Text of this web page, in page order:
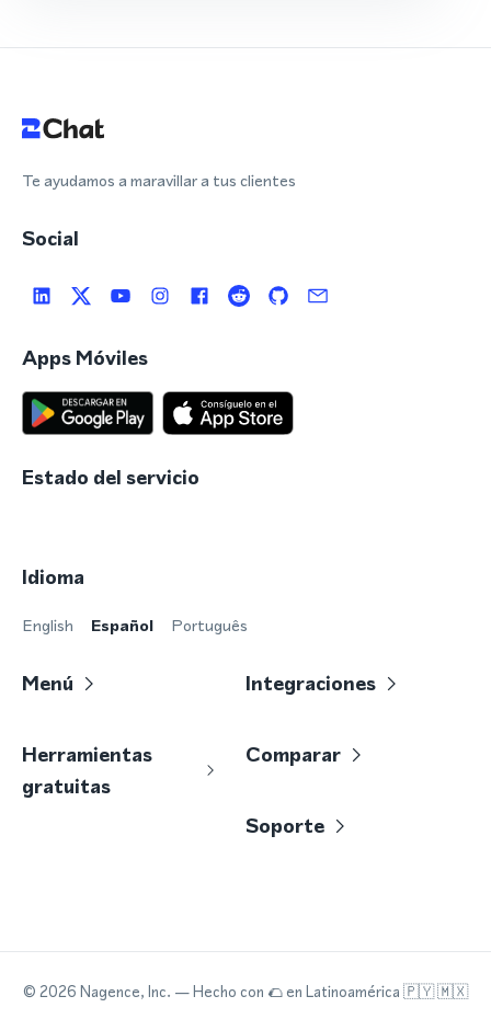
Te ayudamos a maravillar a tus clientes
Social
Apps Móviles
Estado del servicio
Idioma
English Español Português
Menú Integraciones
Herramientas
gratuitas
Comparar
Soporte
© 2026 Nagence, Inc. — Hecho con 🌮 en Latinoamérica 🇵🇾 🇲🇽